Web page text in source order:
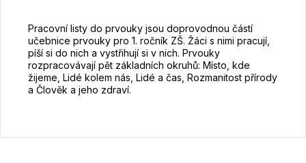
Pracovní listy do prvouky jsou doprovodnou částí
učebnice prvouky pro 1. ročník ZŠ. Žáci s nimi pracují,
píší si do nich a vystřihují si v nich. Prvouky
rozpracovávají pět základních okruhů: Místo, kde
žijeme, Lidé kolem nás, Lidé a čas, Rozmanitost přírody
a Člověk a jeho zdraví.